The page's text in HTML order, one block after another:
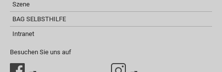
Szene
BAG SELBSTHILFE
Intranet
Besuchen Sie uns auf